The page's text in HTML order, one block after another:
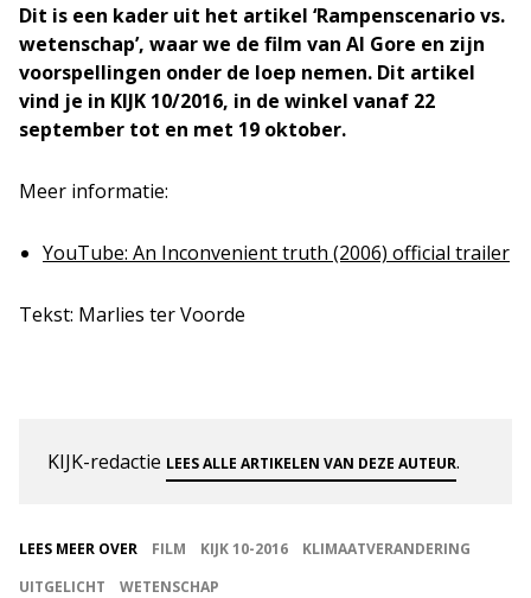
Dit is een kader uit het artikel ‘Rampenscenario vs.
wetenschap’, waar we de film van Al Gore en zijn
voorspellingen onder de loep nemen. Dit artikel
vind je in KIJK 10/2016, in de winkel vanaf 22
september tot en met 19 oktober.
Meer informatie:
YouTube: An Inconvenient truth (2006) official trailer
Tekst: Marlies ter Voorde
KIJK-redactie LEES ALLE ARTIKELEN VAN DEZE AUTEUR.
LEES MEER OVER FILM KIJK 10-2016
KLIMAATVERANDERING
UITGELICHT
WETENSCHAP